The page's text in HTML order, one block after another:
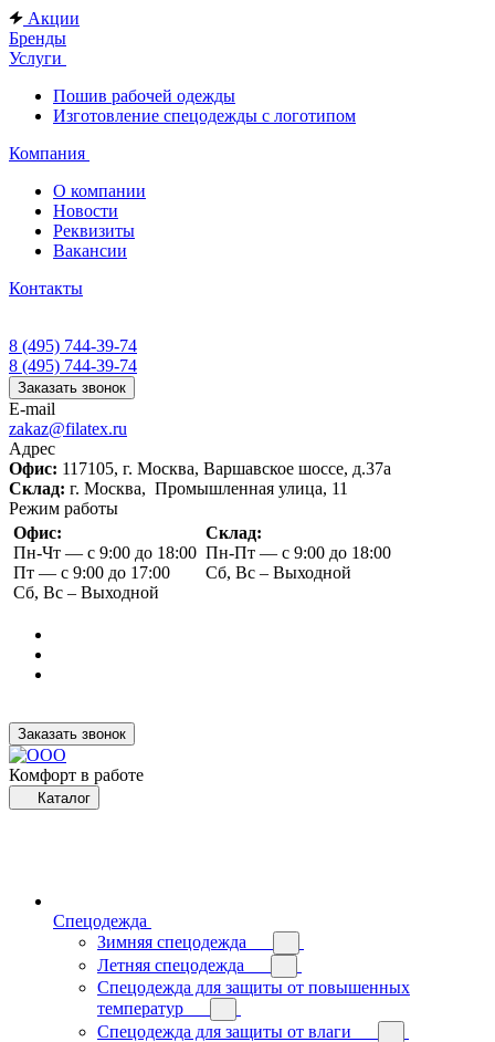
Акции
Бренды
Услуги
Пошив рабочей одежды
Изготовление спецодежды с логотипом
Компания
О компании
Новости
Реквизиты
Вакансии
Контакты
8 (495) 744-39-74
8 (495) 744-39-74
Заказать звонок
E-mail
zakaz@filatex.ru
Адрес
Офис: 117105, г. Москва, Варшавское шоссе, д.37а
Склад: г. Москва, Промышленная улица, 11
Режим работы
Офис:
Пн-Чт — с 9:00 до 18:00
Пт — с 9:00 до 17:00
Сб, Вс – Выходной
Склад:
Пн-Пт — с 9:00 до 18:00
Сб, Вс – Выходной
Заказать звонок
Комфорт в работе
Каталог
Спецодежда
Зимняя спецодежда
Летняя спецодежда
Спецодежда для защиты от повышенных
температур
Спецодежда для защиты от влаги